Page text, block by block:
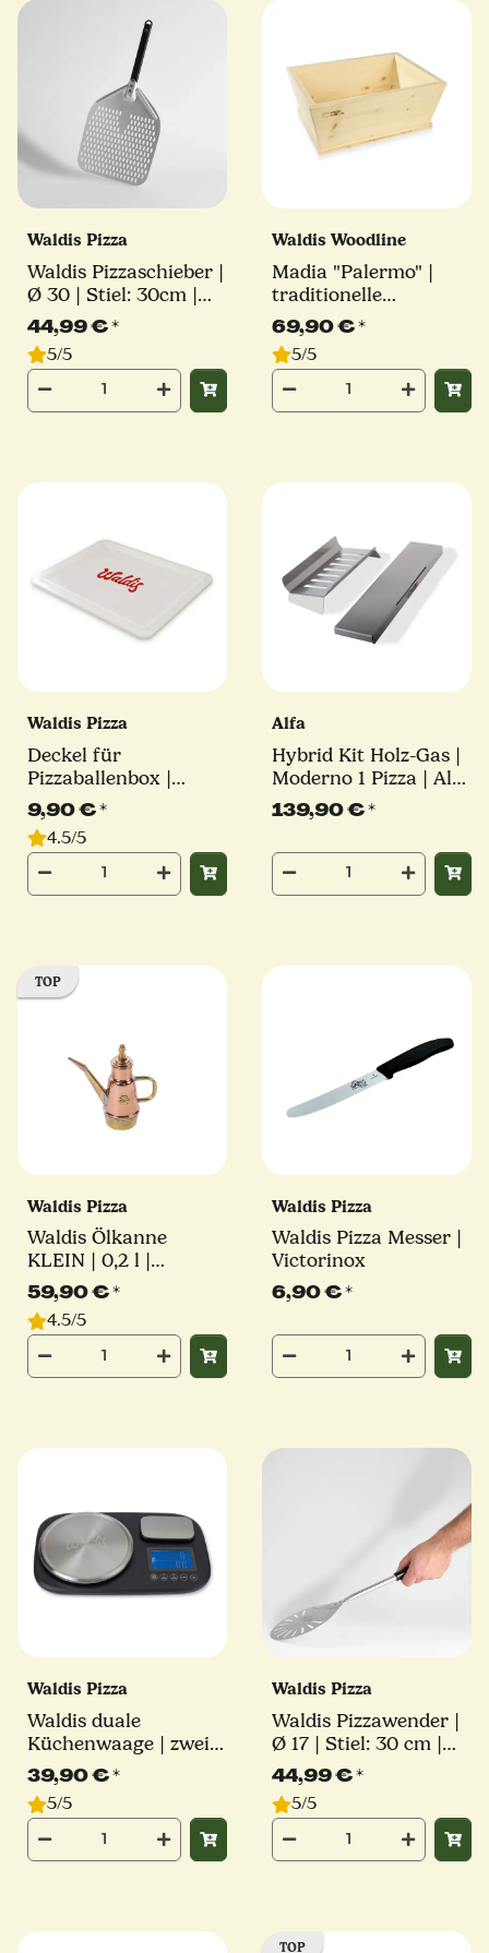
Waldis Pizza
Waldis Pizzaschieber |
Ø 30 | Stiel: 30cm |
Linie Classico
44,99 €*
5/5
Waldis Woodline
Madia "Palermo" |
traditionelle
Teigschüssel | Waldis
69,90 €*
5/5
Waldis Pizza
Deckel für
Pizzaballenbox |
40x30
9,90 €*
4.5/5
Alfa
Hybrid Kit Holz-Gas |
Moderno 1 Pizza | Alfa
Forni
139,90 €*
TOP
Waldis Pizza
Waldis Ölkanne
KLEIN | 0,2 l |
traditionelle Oliera |
handgefertigt aus
Neapel
59,90 €*
4.5/5
Waldis Pizza
Waldis Pizza Messer |
Victorinox
6,90 €*
Waldis Pizza
Waldis duale
Küchenwaage | zwei
Wiegeplattformen |
Waldis Pizza
39,90 €*
5/5
Waldis Pizza
Waldis Pizzawender |
Ø 17 | Stiel: 30 cm |
Linie Classico
44,99 €*
5/5
TOP